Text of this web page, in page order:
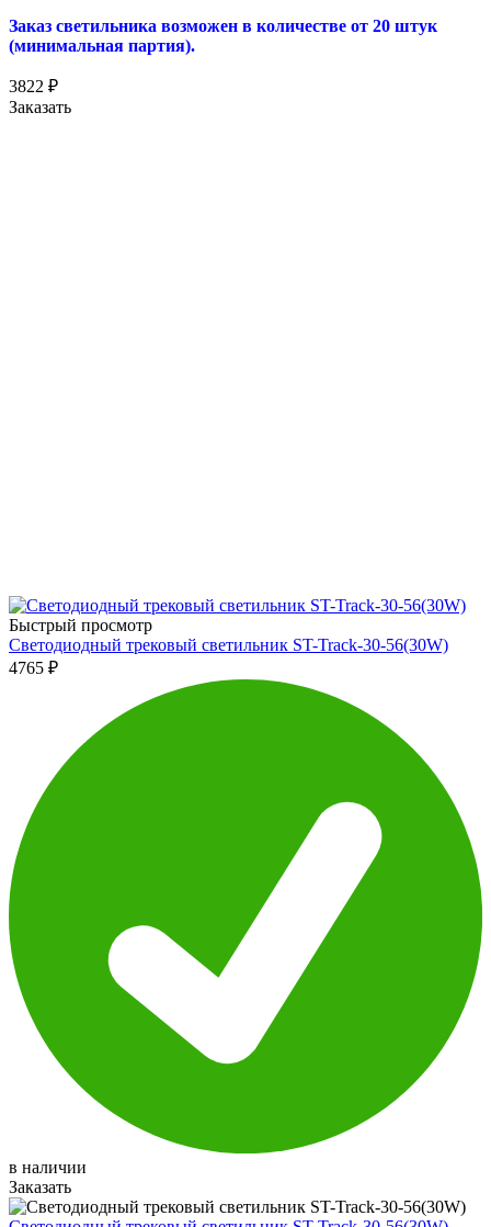
Заказ светильника возможен в количестве от 20 штук
(минимальная партия).
3822 ₽
Заказать
Быстрый просмотр
Светодиодный трековый светильник ST-Track-30-56(30W)
4765 ₽
в наличии
Заказать